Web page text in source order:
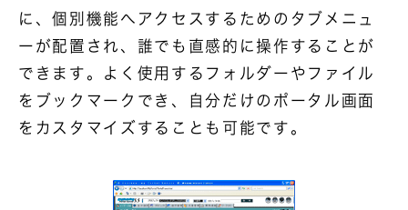
に、個別機能へアクセスするためのタブメニュ
ーが配置され、誰でも直感的に操作することが
できます。よく使用するフォルダーやファイル
をブックマークでき、自分だけのポータル画面
をカスタマイズすることも可能です。